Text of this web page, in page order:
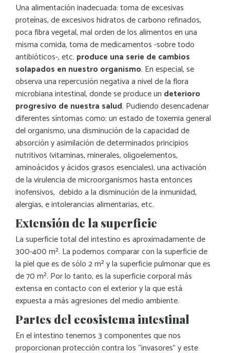
Una alimentación inadecuada: toma de excesivas
proteínas, de excesivos hidratos de carbono refinados,
poca fibra vegetal, mal orden de los alimentos en una
misma comida, toma de medicamentos -sobre todo
antibióticos-, etc. produce una serie de cambios
solapados en nuestro organismo. En especial, se
observa una repercusión negativa a nivel de la flora
microbiana intestinal, donde se produce un deterioro
progresivo de nuestra salud. Pudiendo desencadenar
diferentes síntomas como: un estado de toxemia general
del organismo, una disminución de la capacidad de
absorción y asimilación de determinados principios
nutritivos (vitaminas, minerales, oligoelementos,
aminoácidos y ácidos grasos esenciales), una activación
de la virulencia de microorganismos hasta entonces
inofensivos, debido a la disminución de la inmunidad,
alergias, e intolerancias alimentarias, etc.
Extensión de la superficie
La superficie total del intestino es aproximadamente de
300-400 m². La podemos comparar con la superficie de
la piel que es de sólo 2 m² y la superficie pulmonar que es
de 70 m². Por lo tanto, es la superficie corporal más
extensa en contacto con el exterior y la que está
expuesta a más agresiones del medio ambiente.
Partes del ecosistema intestinal
En el intestino tenemos 3 componentes que nos
proporcionan protección contra los “invasores” y este